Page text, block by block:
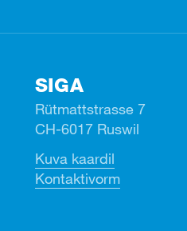
SIGA
Rütmattstrasse 7
CH-6017 Ruswil
Kuva kaardil
Kontaktivorm